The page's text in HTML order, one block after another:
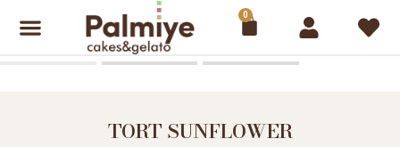
0
Cart
TORT SUNFLOWER